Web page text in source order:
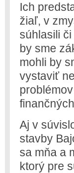
Ich
žiaľ, v
súhlasili
by sme
mohli by
vystaviť
Aj v
stavby
sa mňa a
ktorý pre